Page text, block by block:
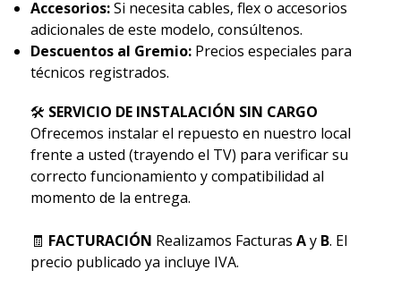
Accesorios:Si necesita cables, flex o accesorios
adicionales de este modelo, consúltenos.
Descuentos al Gremio:Precios especiales para
técnicos registrados.
🛠 SERVICIO DE INSTALACIÓN SIN CARGO
Ofrecemos instalar el repuesto en nuestro local
frente a usted (trayendo el TV) para verificar su
correcto funcionamiento y compatibilidad al
momento de la entrega.
🧾 FACTURACIÓN Realizamos Facturas Ay B. El
precio publicado ya incluye IVA.